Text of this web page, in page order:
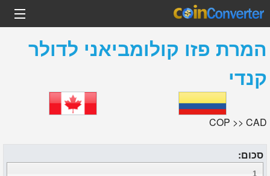
המרת פזו קולומביאני לדולר
קנדי
COP >> CAD
סכום: